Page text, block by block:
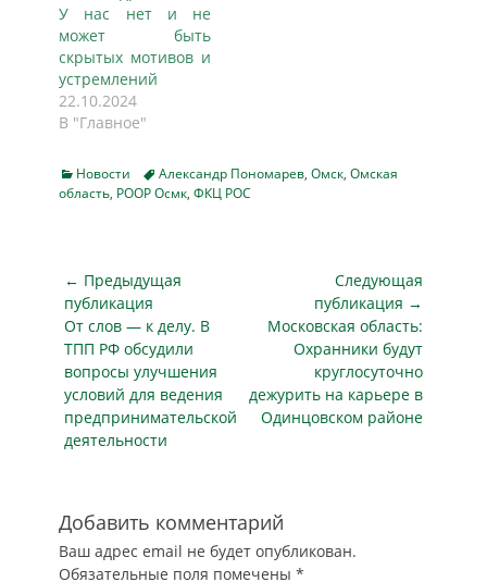
У нас нет и не
может быть
скрытых мотивов и
устремлений
22.10.2024
В "Главное"
Categories
Новости TagsАлександр Пономарев, Омск, Омская
область, РООР Осмк, ФКЦ РОС
Навигация
по
записям
← Предыдущая
публикация
Предыдущая
публикация
От слов — к делу. В
ТПП РФ обсудили
вопросы улучшения
условий для ведения
предпринимательской
деятельности
Следующая
публикация →
Следующая
публикация
Московская область:
Охранники будут
круглосуточно
дежурить на карьере в
Одинцовском районе
Добавить комментарий
Ваш адрес email не будет опубликован.
Обязательные поля помечены *